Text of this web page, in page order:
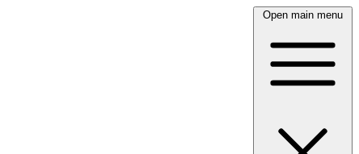
Open main menu